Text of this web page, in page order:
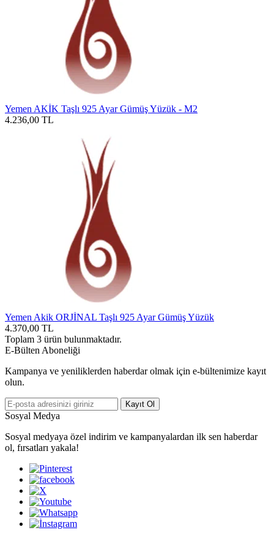
Yemen AKİK Taşlı 925 Ayar Gümüş Yüzük - M2
4.236,00 TL
Yemen Akik ORJİNAL Taşlı 925 Ayar Gümüş Yüzük
4.370,00 TL
Toplam 3 ürün bulunmaktadır.
E-Bülten Aboneliği
Kampanya ve yeniliklerden haberdar olmak için e-bültenimize kayıt
olun.
Kayıt Ol
Sosyal Medya
Sosyal medyaya özel indirim ve kampanyalardan ilk sen haberdar
ol, fırsatları yakala!